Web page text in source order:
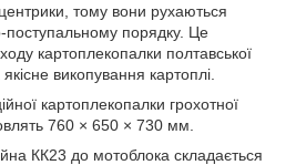
тому вони рухаються
поступальному порядку. Це
картоплекопалки полтавської
викопування картоплі.
картоплекопалки грохотної
760 × 650 × 730 мм.
КК23 до мотоблока складається